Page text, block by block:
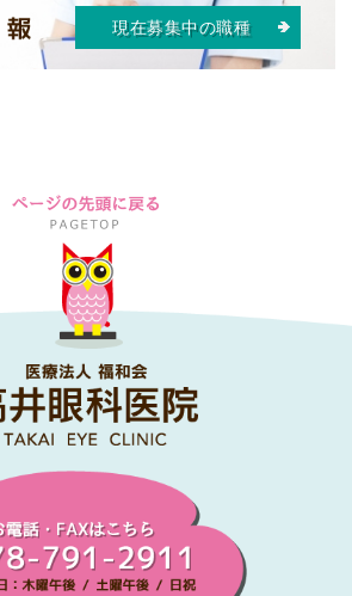
現在募集中の職種